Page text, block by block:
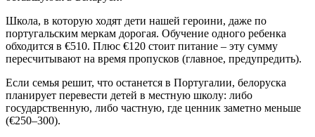
Школа, в которую ходят дети нашей героини, даже по
португальским меркам дорогая. Обучение одного ребенка
обходится в €510. Плюс €120 стоит питание – эту сумму
пересчитывают на время пропусков (главное, предупредить).
Если семья решит, что останется в Португалии, белоруска
планирует перевести детей в местную школу: либо
государственную, либо частную, где ценник заметно меньше
(€250–300).